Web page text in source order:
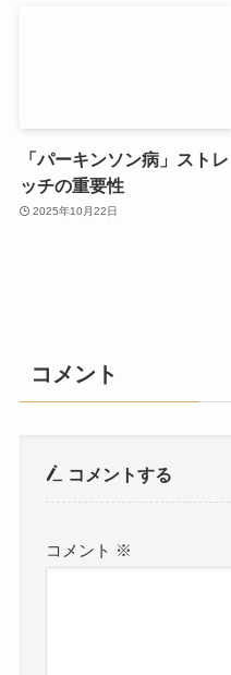
「パーキンソン病」ストレ
ッチの重要性
2025年10月22日
コメント
コメントする
コメント ※